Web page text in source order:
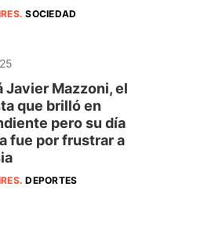
.SOCIEDAD
Javier Mazzoni, el
que brilló en
pero su día
fue por frustrar a
.DEPORTES